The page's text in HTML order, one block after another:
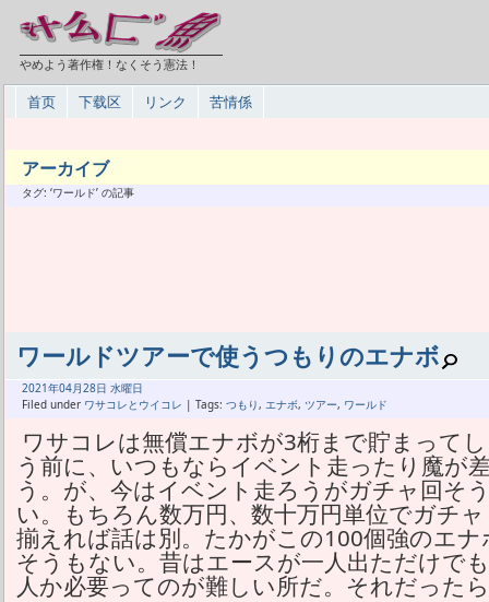
やめよう著作権！なくそう憲法！
首页 下载区 リンク 苦情係
アーカイブ
タグ: ‘ワールド’ の記事
ワールドツアーで使うつもりのエナボ
2021年04月28日 水曜日
Filed under ワサコレとウイコレ | Tags: つもり, エナボ, ツアー, ワールド
ワサコレは無償エナボが3桁まで貯まって
う前に、いつもならイベント走ったり魔が
う。が、今はイベント走ろうがガチャ回そ
い。もちろん数万円、数十万円単位でガチ
揃えれば話は別。たかがこの100個強のエ
そうもない。昔はエースが一人出ただけで
人か必要ってのが難しい所だ。それだったら